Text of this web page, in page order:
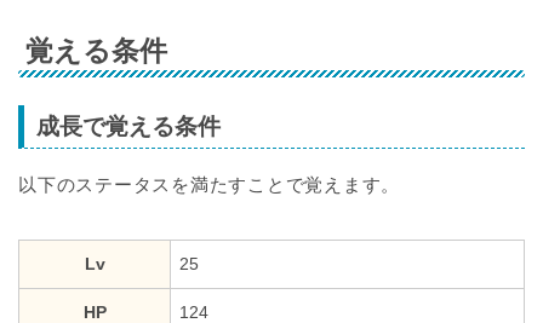
覚える条件
成長で覚える条件
以下のステータスを満たすことで覚えます。
Lv 25
HP 124